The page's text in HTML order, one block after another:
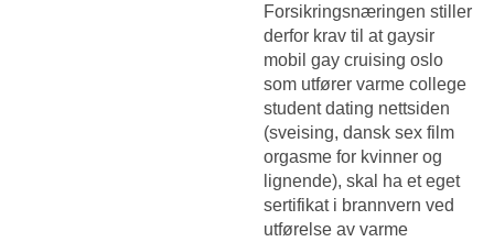
Forsikringsnæringen stiller
derfor krav til at gaysir
mobil gay cruising oslo
som utfører varme college
student dating nettsiden
(sveising, dansk sex film
orgasme for kvinner og
lignende), skal ha et eget
sertifikat i brannvern ved
utførelse av varme